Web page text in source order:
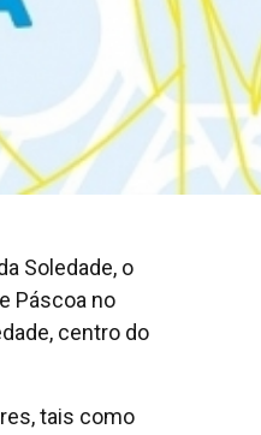
Soledade, o
Páscoa no
centro do
tais como